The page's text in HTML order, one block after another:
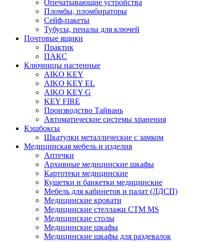
Опечатывающие устройства
Пломбы, пломбираторы
Сейф-пакеты
Тубусы, пеналы для ключей
Почтовые ящики
Практик
ПАКС
Ключницы настенные
AIKO KEY
AIKO KEY EL
AIKO KEY G
KEY FIRE
Производство Тайвань
Автоматические системы хранения
Кэшбоксы
Шкатулки металлические с замком
Медицинская мебель и изделия
Аптечки
Архивные медицинские шкафы
Картотеки медицинские
Кушетки и банкетки медицинские
Мебель для кабинетов и палат (ЛДСП)
Медицинские кровати
Медицинские стеллажи CTM MS
Медицинские столы
Медицинские шкафы
Медицинские шкафы для раздевалок